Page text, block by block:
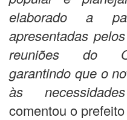
elaborado a
apresentadas
reuniões do
garantindo que o
às
comentou o